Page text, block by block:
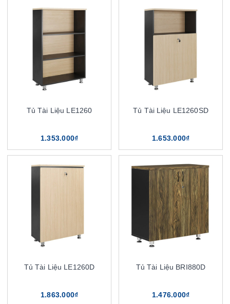
Tủ Tài Liệu LE1260
1.353.000₫
Tủ Tài Liệu LE1260SD
1.653.000₫
Tủ Tài Liệu LE1260D
1.863.000₫
Tủ Tài Liệu BRI880D
1.476.000₫